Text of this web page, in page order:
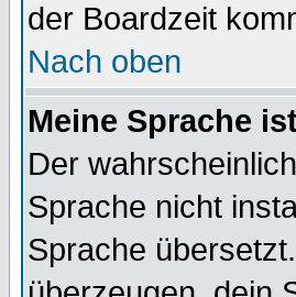
der Boardzeit
Nach oben
Meine Sprache
Der
Sprache nicht
Sprache